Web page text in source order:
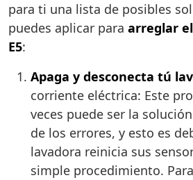
para ti una lista de posibles
puedes aplicar para arreglar
E5:
Apaga y desconecta tú
corriente eléctrica: Este
veces puede ser la
de los errores, y esto es
lavadora reinicia sus
simple procedimiento.